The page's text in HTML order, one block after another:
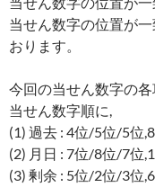
当せん数字の位置が
おります。
今回の当せん数字の
当せん数字順に,
(1) 過去 : 4位/5位/5位
(2) 月日 : 7位/8位/7位
(3) 剰余 : 5位/2位/3位